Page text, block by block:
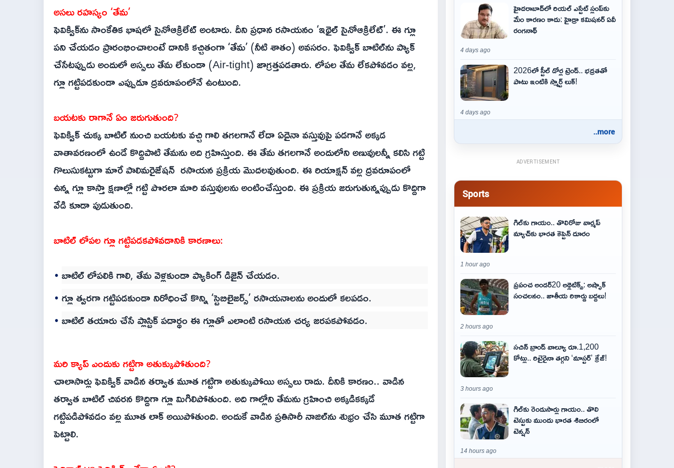
అసలు రహస్యం ‘తేమ’
ఫెవిక్విక్‌ను సాంకేతిక భాషలో సైనోఆక్రిలేట్ అంటారు. దీని ప్రధాన రసాయనం ‘ఇథైల్ సైనోఆక్రిలేట్’. ఈ గ్లూ
పని చేయడం ప్రారంభించాలంటే దానికి కచ్చితంగా ‘తేమ’ (నీటి శాతం) అవసరం. ఫెవిక్విక్ బాటిల్‌ను ప్యాక్
చేసేటప్పుడు అందులో అస్సలు తేమ లేకుండా (Air-tight) జాగ్రత్తపడతారు. లోపల తేమ లేకపోవడం వల్ల,
గ్లూ గట్టిపడకుండా ఎప్పుడూ ద్రవరూపంలోనే ఉంటుంది.
బయటకు రాగానే ఏం జరుగుతుంది?
ఫెవిక్విక్ చుక్క బాటిల్ నుంచి బయటకు వచ్చి గాలి తగలగానే లేదా ఏదైనా వస్తువుపై పడగానే అక్కడ
వాతావరణంలో ఉండే కొద్దిపాటి తేమను అది గ్రహిస్తుంది. ఈ తేమ తగలగానే అందులోని అణువులన్నీ కలిసి గట్టి
గొలుసుకట్టుగా మారే పాలిమరైజేషన్ రసాయన ప్రక్రియ మొదలవుతుంది. ఈ రియాక్షన్ వల్ల ద్రవరూపంలో
ఉన్న గ్లూ కాస్తా క్షణాల్లో గట్టి పొరలా మారి వస్తువులను అంటించేస్తుంది. ఈ ప్రక్రియ జరుగుతున్నప్పుడు కొద్దిగా
వేడి కూడా పుడుతుంది.
బాటిల్ లోపల గ్లూ గట్టిపడకపోవడానికి కారణాలు:
బాటిల్ లోపలికి గాలి, తేమ వెళ్లకుండా ప్యాకింగ్ డిజైన్ చేయడం.
గ్లూ త్వరగా గట్టిపడకుండా నిరోధించే కొన్ని ‘స్టెబిలైజర్స్’ రసాయనాలను అందులో కలపడం.
బాటిల్ తయారు చేసే ప్లాస్టిక్ పదార్థం ఈ గ్లూతో ఎలాంటి రసాయన చర్య జరపకపోవడం.
మరి క్యాప్ ఎందుకు గట్టిగా అతుక్కుపోతుంది?
చాలాసార్లు ఫెవిక్విక్ వాడిన తర్వాత మూత గట్టిగా అతుక్కుపోయి అస్సలు రాదు. దీనికి కారణం.. వాడిన
తర్వాత బాటిల్ చివరన కొద్దిగా గ్లూ మిగిలిపోతుంది. అది గాల్లోని తేమను గ్రహించి అక్కడికక్కడే
గట్టిపడిపోవడం వల్ల మూత లాక్ అయిపోతుంది. అందుకే వాడిన ప్రతిసారీ నాజిల్‌ను శుభ్రం చేసి మూత గట్టిగా
పెట్టాలి.
హైదరాబాద్‌లో రియల్ ఎస్టేట్ స్లంప్‌కు
మేం కారణం కాదు: హైడ్రా కమిషనర్ ఏవీ
రంగనాథ్
4 days ago
2026లో స్టీల్ డోర్ల ట్రెండ్.. భద్రతతో
పాటు ఇంటికి స్మార్ట్ లుక్!
4 days ago
..more
ADVERTISEMENT
Sports
గిల్‌కు గాయం.. తొలిరోజు వార్మప్‌
మ్యాచ్‌కు భారత కెప్టెన్‌ దూరం
1 hour ago
ప్రపంచ అండర్20 అథ్లెటిక్స్: అష్ఫాక్
సంచలనం.. జాతీయ రికార్డు బద్దలు!
2 hours ago
సచిన్ బ్రాండ్ వాల్యూ రూ.1,200
కోట్లు.. రిటైరైనా తగ్గని ‘మాస్టర్’ క్రేజ్!
3 hours ago
గిల్‌కు రెండుసార్లు గాయం.. తొలి
టెస్టుకు ముందు భారత శిబిరంలో
టెన్షన్
14 hours ago